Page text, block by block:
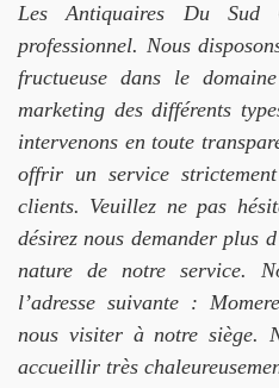
Les Antiquaires Du Sud
professionnel. Nous
fructueuse dans le
marketing des différents
intervenons en toute
offrir un service
clients. Veuillez ne pas
désirez nous demander plus
nature de notre service.
l’adresse suivante :
nous visiter à notre siège.
accueillir très